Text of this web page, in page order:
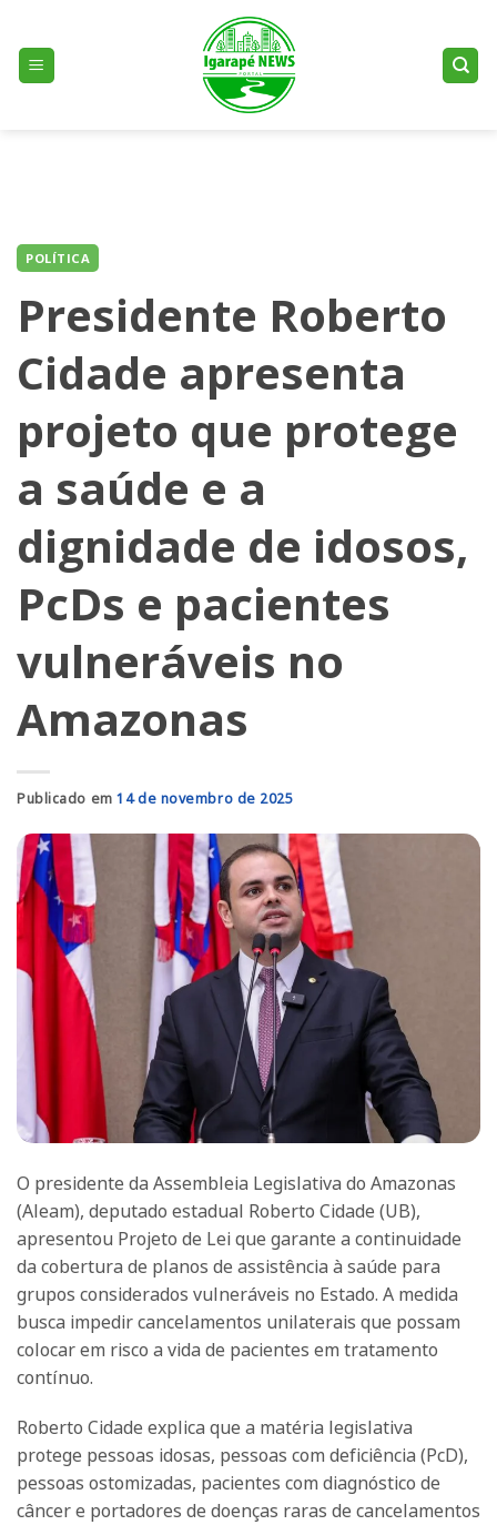
content
POLÍTICA
Presidente Roberto
Cidade apresenta
projeto que protege
a saúde e a
dignidade de idosos,
PcDs e pacientes
vulneráveis no
Amazonas
Publicado em14 de novembro de 2025
O presidente da Assembleia Legislativa do Amazonas
(Aleam), deputado estadual Roberto Cidade (UB),
apresentou Projeto de Lei que garante a continuidade
da cobertura de planos de assistência à saúde para
grupos considerados vulneráveis no Estado. A medida
busca impedir cancelamentos unilaterais que possam
colocar em risco a vida de pacientes em tratamento
contínuo.
Roberto Cidade explica que a matéria legislativa
protege pessoas idosas, pessoas com deficiência (PcD),
pessoas ostomizadas, pacientes com diagnóstico de
câncer e portadores de doenças raras de cancelamentos